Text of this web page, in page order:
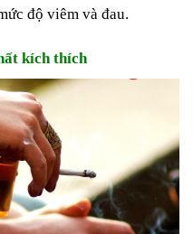
độ viêm và đau.
kích thích